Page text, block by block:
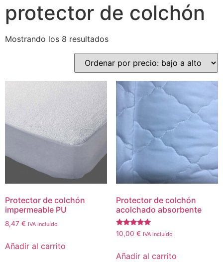
protector de colchón
Mostrando los 8 resultados
Protector de colchón
impermeable PU
8,47 € IVA incluído
Añadir al carrito
Protector de colchón
acolchado absorbente
Valorado
con
10,00 € IVA incluído
Añadir al carrito